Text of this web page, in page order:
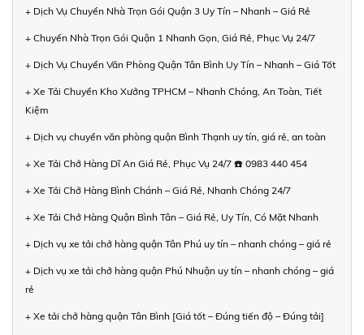
+ Dịch Vụ Chuyển Nhà Trọn Gói Quận 3 Uy Tín – Nhanh – Giá Rẻ
+ Chuyển Nhà Trọn Gói Quận 1 Nhanh Gọn, Giá Rẻ, Phục Vụ 24/7
+ Dịch Vụ Chuyển Văn Phòng Quận Tân Bình Uy Tín – Nhanh – Giá Tốt
+ Xe Tải Chuyển Kho Xưởng TPHCM – Nhanh Chóng, An Toàn, Tiết
Kiệm
+ Dịch vụ chuyển văn phòng quận Bình Thạnh uy tín, giá rẻ, an toàn
+ Xe Tải Chở Hàng Dĩ An Giá Rẻ, Phục Vụ 24/7 ☎️ 0983 440 454
+ Xe Tải Chở Hàng Bình Chánh – Giá Rẻ, Nhanh Chóng 24/7
+ Xe Tải Chở Hàng Quận Bình Tân – Giá Rẻ, Uy Tín, Có Mặt Nhanh
+ Dịch vụ xe tải chở hàng quận Tân Phú uy tín – nhanh chóng – giá rẻ
+ Dịch vụ xe tải chở hàng quận Phú Nhuận uy tín – nhanh chóng – giá
rẻ
+ Xe tải chở hàng quận Tân Bình [Giá tốt – Đúng tiến độ – Đúng tải]